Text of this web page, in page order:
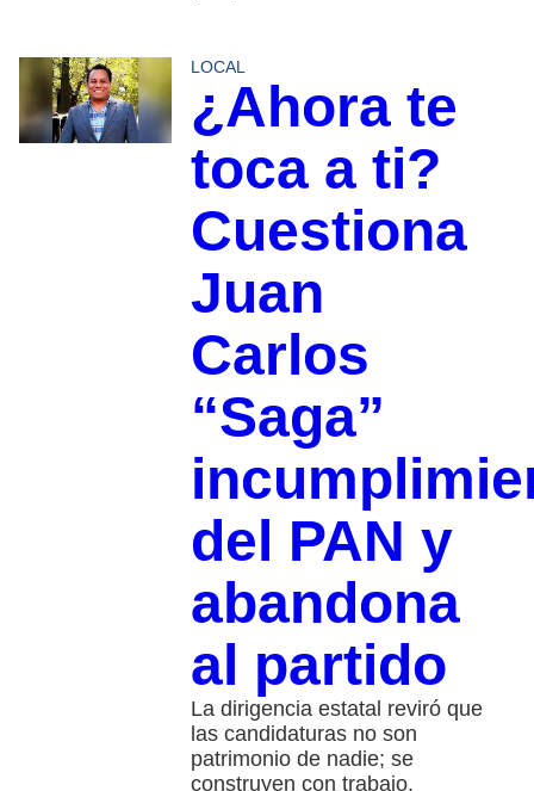
LOCAL
¿Ahora te
toca a ti?
Cuestiona
Juan
Carlos
“Saga”
del PAN y
abandona
al partido
La dirigencia estatal reviró que
las candidaturas no son
patrimonio de nadie; se
construyen con trabajo,